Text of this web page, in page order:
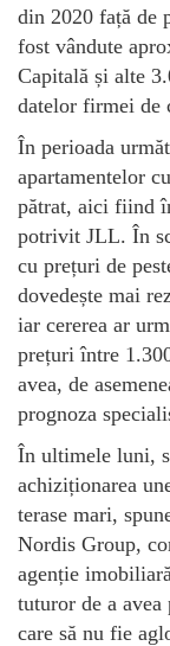
din 2020 față de
fost vândute
Capitală și alte
datelor firmei de
În perioada
apartamentelor
pătrat, aici fiind
potrivit JLL. În
cu prețuri de
dovedește mai
iar cererea ar
prețuri între
avea, de
prognoza
În ultimele luni,
achiziționarea
terase mari,
Nordis Group,
agenție
tuturor de a
care să nu fie